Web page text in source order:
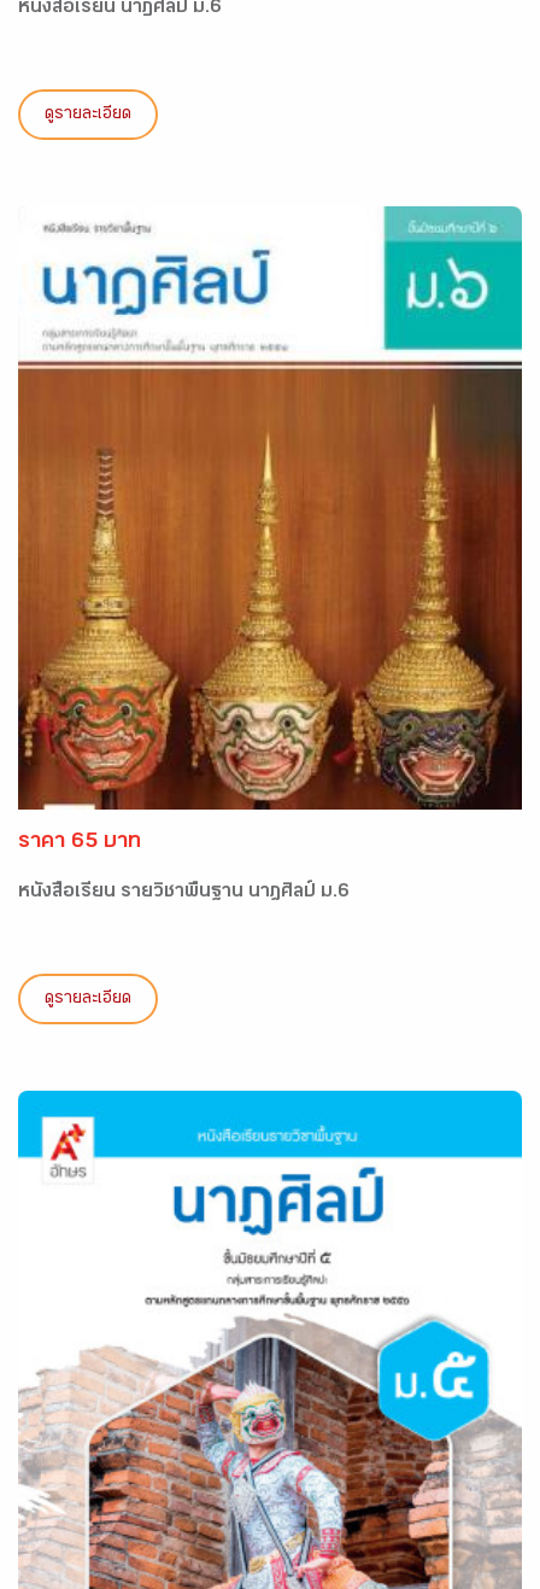
หนังสือเรียน นาฏศิลป์ ม.6
ดูรายละเอียด
ราคา 65 บาท
หนังสือเรียน รายวิชาพื้นฐาน นาฎศิลป์ ม.6
ดูรายละเอียด